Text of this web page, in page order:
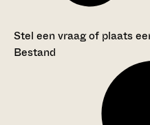
Stel een vraag of plaats
Bestand